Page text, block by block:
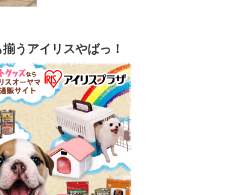
うアイリスやばっ！